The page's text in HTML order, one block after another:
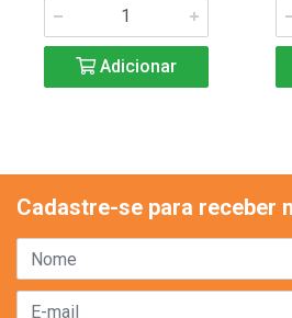
Adicionar
Cadastre-se para receber